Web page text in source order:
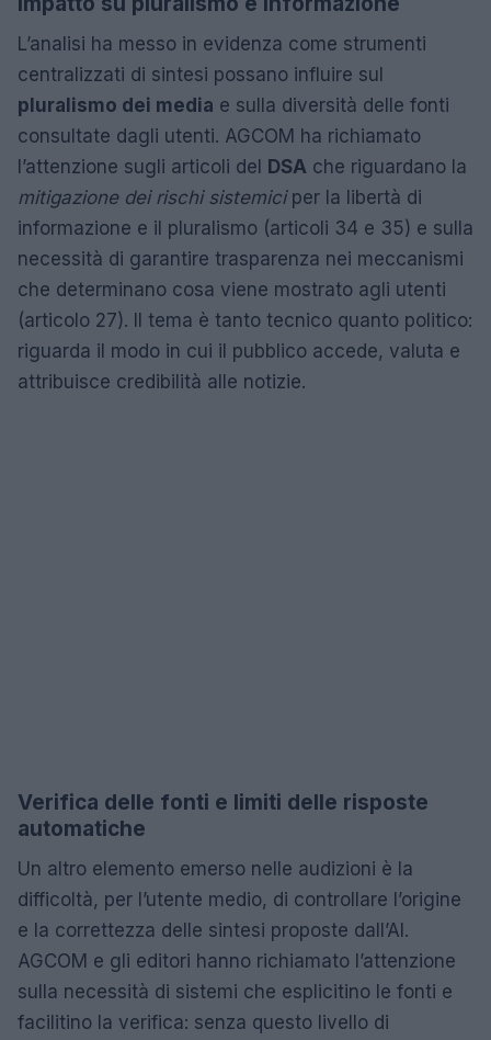
L’analisi ha messo in evidenza come strumenti
centralizzati di sintesi possano influire sul
pluralismo dei media e sulla diversità delle fonti
consultate dagli utenti. AGCOM ha richiamato
l’attenzione sugli articoli del DSA che riguardano la
mitigazione dei rischi sistemiciper la libertà di
informazione e il pluralismo (articoli 34 e 35) e sulla
necessità di garantire trasparenza nei meccanismi
che determinano cosa viene mostrato agli utenti
(articolo 27). Il tema è tanto tecnico quanto politico:
riguarda il modo in cui il pubblico accede, valuta e
attribuisce credibilità alle notizie.
Verifica delle fonti e limiti delle risposte
automatiche
Un altro elemento emerso nelle audizioni è la
difficoltà, per l’utente medio, di controllare l’origine
e la correttezza delle sintesi proposte dall’AI.
AGCOM e gli editori hanno richiamato l’attenzione
sulla necessità di sistemi che esplicitino le fonti e
facilitino la verifica: senza questo livello di